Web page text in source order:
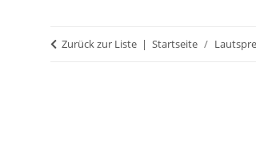
Zurück zur Liste Startseite